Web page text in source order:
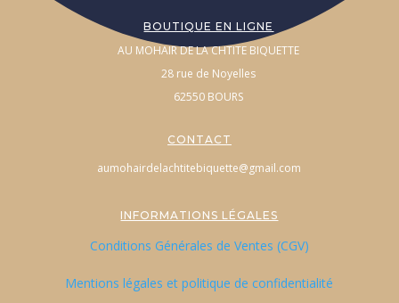
BOUTIQUE EN LIGNE
AU MOHAIR DE LA CHTITE BIQUETTE
28 rue de Noyelles
62550 BOURS
CONTACT
aumohairdelachtitebiquette@gmail.com
INFORMATIONS LÉGALES
Conditions Générales de Ventes (CGV)
Mentions légales et politique de confidentialité